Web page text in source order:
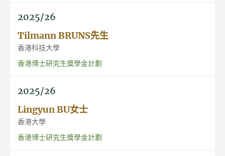
2025/26
Tilmann BRUNS先生
香港科技大學
香港博士研究生獎學金計劃
2025/26
Lingyun BU女士
香港大學
香港博士研究生獎學金計劃